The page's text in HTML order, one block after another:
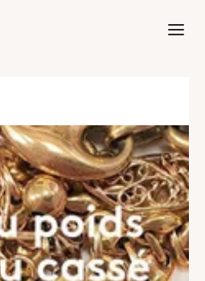
à l'accueil de Crédit Municipal